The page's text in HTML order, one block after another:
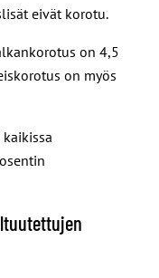
eivät korotu.
on 4,5
on myös